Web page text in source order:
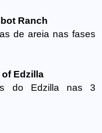
Ranch
de areia nas fases
of Edzilla
do Edzilla nas 3